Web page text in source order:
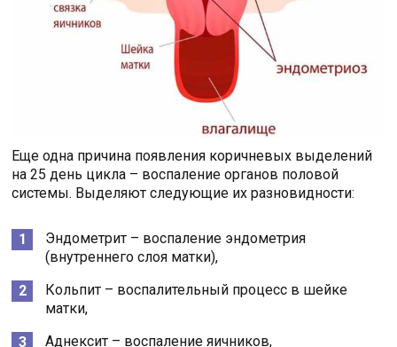
Еще одна причина появления коричневых выделений
на 25 день цикла – воспаление органов половой
системы. Выделяют следующие их разновидности:
Эндометрит – воспаление эндометрия
(внутреннего слоя матки),
Кольпит – воспалительный процесс в шейке
матки,
Аднексит – воспаление яичников,